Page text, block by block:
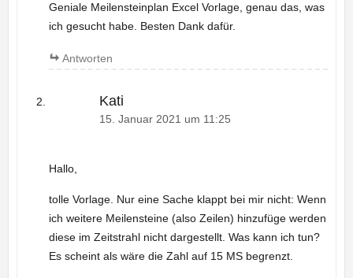
Geniale Meilensteinplan Excel Vorlage, genau das, was
ich gesucht habe. Besten Dank dafür.
Antworten
Kati
15. Januar 2021 um 11:25
Hallo,
tolle Vorlage. Nur eine Sache klappt bei mir nicht: Wenn
ich weitere Meilensteine (also Zeilen) hinzufüge werden
diese im Zeitstrahl nicht dargestellt. Was kann ich tun?
Es scheint als wäre die Zahl auf 15 MS begrenzt.